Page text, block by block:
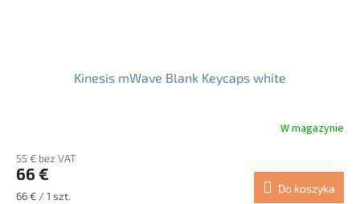
Kinesis mWave Blank Keycaps white
W magazynie
55 € bez VAT
66 €
Cena
66 € / 1 szt.
Do koszyka